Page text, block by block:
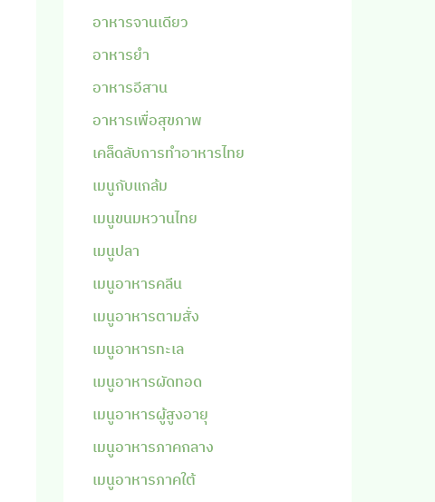
อาหารจานเดียว
อาหารยำ
อาหารอีสาน
อาหารเพื่อสุขภาพ
เคล็ดลับการทำอาหารไทย
เมนูกับแกล้ม
เมนูขนมหวานไทย
เมนูปลา
เมนูอาหารคลีน
เมนูอาหารตามสั่ง
เมนูอาหารทะเล
เมนูอาหารผัดทอด
เมนูอาหารผู้สูงอายุ
เมนูอาหารภาคกลาง
เมนูอาหารภาคใต้